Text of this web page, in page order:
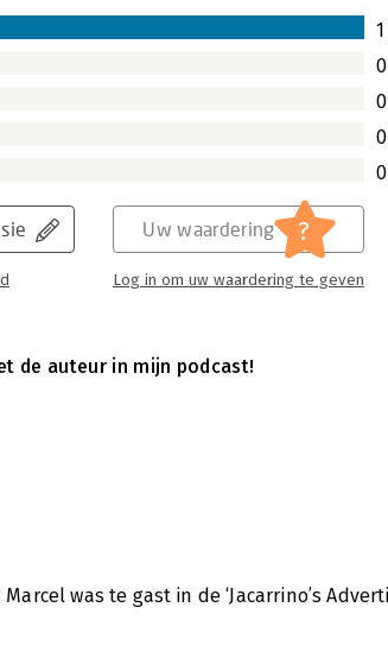
1
0
0
0
0
Uw waardering ?
Log in om uw waardering te geven
de auteur in mijn podcast!
was te gast in de ‘Jacarrino’s